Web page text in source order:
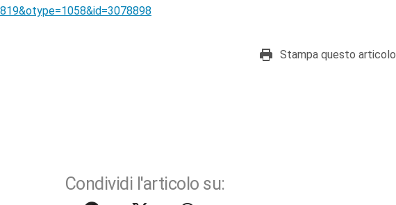
Stampa questo articolo
Condividi l'articolo su: